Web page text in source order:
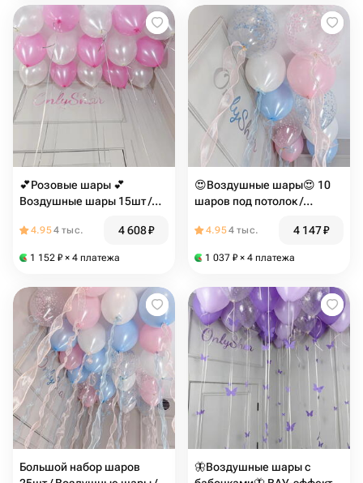
💕Розовые шары 💕
Воздушные шары 15шт /
шары / Арт.ШПN1
4.954 тыс. 4 608₽
1 152 ₽ × 4 платежа
😍Воздушные шары😍 10
шаров под потолок /
органзой / Арт.ШПN2
4.954 тыс. 4 147₽
1 037 ₽ × 4 платежа
Большой набор шаров
🦋Воздушные шары с